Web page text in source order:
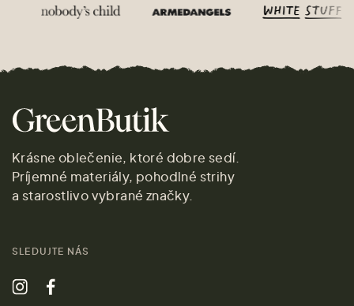
Krásne oblečenie, ktoré dobre sedí.
Príjemné materiály, pohodlné strihy
a starostlivo vybrané značky.
SLEDUJTE NÁS